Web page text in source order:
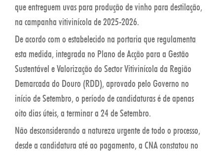
que entreguem uvas para produção de vinho para destilação,
na campanha vitivinícola de 2025-2026.
De acordo com o estabelecido na portaria que regulamenta
esta medida, integrada no Plano de Acção para a Gestão
Sustentável e Valorização do Sector Vitivinícola da Região
Demarcada do Douro (RDD), aprovado pelo Governo no
início de Setembro, o período de candidaturas é de apenas
oito dias úteis, a terminar a 24 de Setembro.
Não desconsiderando a natureza urgente de todo o processo,
desde a candidatura até ao pagamento, a CNA constatou no